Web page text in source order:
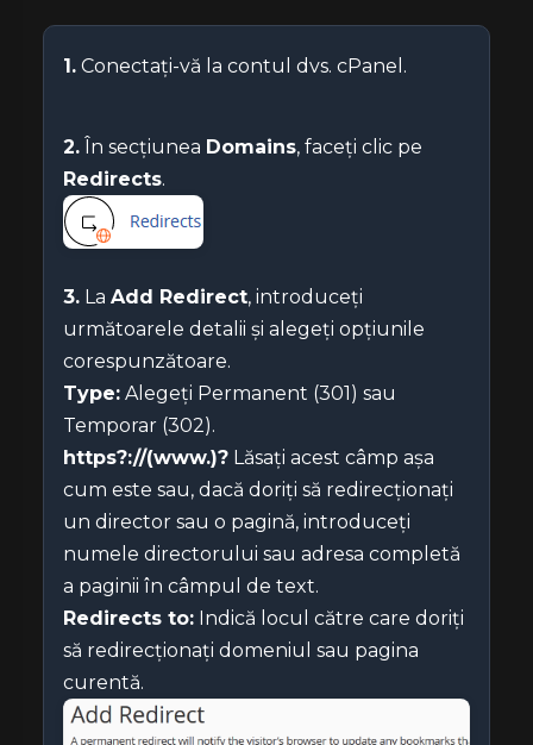
1. Conectați-vă la contul dvs. cPanel.
2. În secțiunea Domains, faceți clic pe
Redirects.
3. La Add Redirect, introduceți
următoarele detalii și alegeți opțiunile
corespunzătoare.
Type: Alegeți Permanent (301) sau
Temporar (302).
https?://(www.)? Lăsați acest câmp așa
cum este sau, dacă doriți să redirecționați
un director sau o pagină, introduceți
numele directorului sau adresa completă
a paginii în câmpul de text.
Redirects to: Indică locul către care doriți
să redirecționați domeniul sau pagina
curentă.